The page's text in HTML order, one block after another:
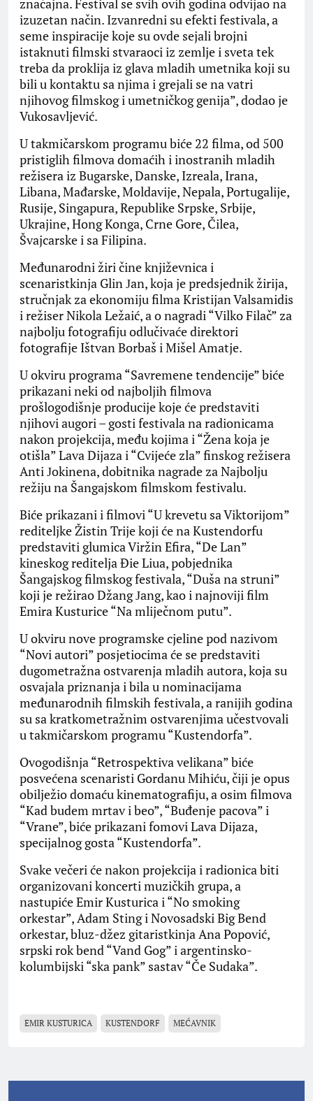
izuzetan način. Izvanredni su efekti festivala, a
seme inspiracije koje su ovde sejali brojni
istaknuti filmski stvaraoci iz zemlje i sveta tek
treba da proklija iz glava mladih umetnika koji su
bili u kontaktu sa njima i grejali se na vatri
njihovog filmskog i umetničkog genija”, dodao je
Vukosavljević.
U takmičarskom programu biće 22 filma, od 500
pristiglih filmova domaćih i inostranih mladih
režisera iz Bugarske, Danske, Izreala, Irana,
Libana, Mađarske, Moldavije, Nepala, Portugalije,
Rusije, Singapura, Republike Srpske, Srbije,
Ukrajine, Hong Konga, Crne Gore, Čilea,
Švajcarske i sa Filipina.
Međunarodni žiri čine književnica i
scenaristkinja Glin Јan, koja je predsjednik žirija,
stručnjak za ekonomiju filma Kristijan Valsamidis
i režiser Nikola Ležaić, a o nagradi “Vilko Filač” za
najbolju fotografiju odlučivaće direktori
fotografije Ištvan Borbaš i Mišel Amatje.
U okviru programa “Savremene tendencije” biće
prikazani neki od najboljih filmova
prošlogodišnje producije koje će predstaviti
njihovi augori – gosti festivala na radionicama
nakon projekcija, među kojima i “Žena koja je
otišla” Lava Dijaza i “Cvijeće zla” finskog režisera
Anti Јokinena, dobitnika nagrade za Najbolju
režiju na Šangajskom filmskom festivalu.
Biće prikazani i filmovi “U krevetu sa Viktorijom”
rediteljke Žistin Trije koji će na Kustendorfu
predstaviti glumica Viržin Efira, “De Lan”
kineskog reditelja Đie Liua, pobjednika
Šangajskog filmskog festivala, “Duša na struni”
koji je režirao Džang Јang, kao i najnoviji film
Emira Kusturice “Na mliječnom putu”.
U okviru nove programske cjeline pod nazivom
“Novi autori” posjetiocima će se predstaviti
dugometražna ostvarenja mladih autora, koja su
osvajala priznanja i bila u nominacijama
međunarodnih filmskih festivala, a ranijih godina
su sa kratkometražnim ostvarenjima učestvovali
u takmičarskom programu “Kustendorfa”.
Ovogodišnja “Retrospektiva velikana” biće
posvećena scenaristi Gordanu Mihiću, čiji je opus
obilježio domaću kinematografiju, a osim filmova
“Kad budem mrtav i beo”, “Buđenje pacova” i
“Vrane”, biće prikazani fomovi Lava Dijaza,
specijalnog gosta “Kustendorfa”.
Svake večeri će nakon projekcija i radionica biti
organizovani koncerti muzičkih grupa, a
nastupiće Emir Kusturica i “No smoking
orkestar”, Adam Sting i Novosadski Big Bend
orkestar, bluz-džez gitaristkinja Ana Popović,
srpski rok bend “Vand Gog” i argentinsko-
kolumbijski “ska pank” sastav “Če Sudaka”.
EMIR KUSTURICA KUSTENDORF MEĆAVNIK